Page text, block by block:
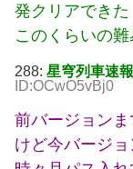
発クリアできた
このくらいの
288: 星穹列車速報
ID:OCwO5vBj0
前バージョン
けど今バージ